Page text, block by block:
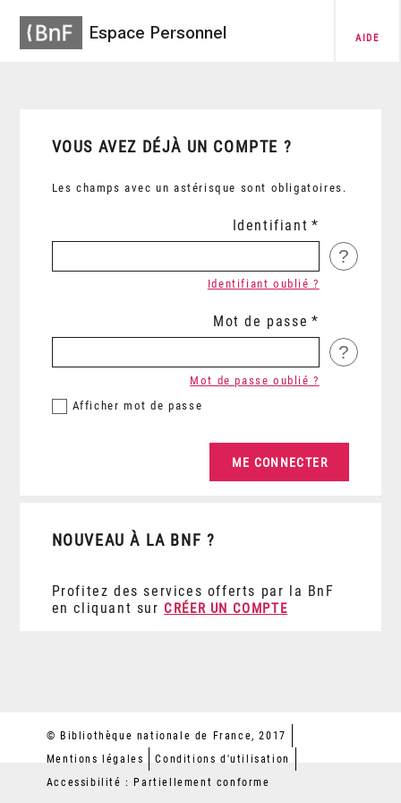
Espace Personnel AIDE
VOUS AVEZ DÉJÀ UN COMPTE ?
Les champs avec un astérisque sont obligatoires.
Identifiant
?
Identifiant oublié ?
Mot de passe
?
Afficher mot de passe
Mot de passe oublié ?
NOUVEAU À LA BNF ?
Profitez des services offerts par la BnF
en cliquant sur CRÉER UN COMPTE
© Bibliothèque nationale de France, 2017
Mentions légales
Conditions d'utilisation
Accessibilité : Partiellement conforme